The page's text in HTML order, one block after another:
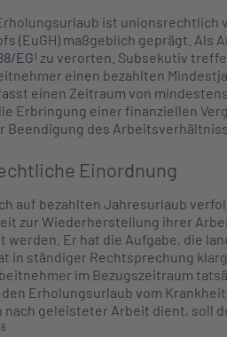
ist unionsrechtlich
(EuGH) maßgeblich geprägt. Als
EG1 zu verorten. Subsekutiv
einen bezahlten
einen Zeitraum von
Erbringung einer finanziellen
Beendigung des
Einordnung
auf bezahlten Jahresurlaub
zur Wiederherstellung ihrer
Er hat die Aufgabe, die
in ständiger Rechtsprechung
im Bezugszeitraum
Erholungsurlaub vom
nach geleisteter Arbeit dient, soll
6